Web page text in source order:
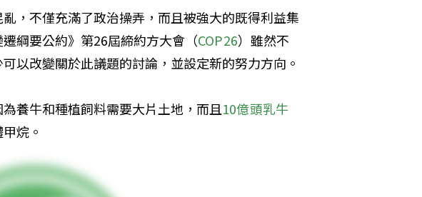
，不僅充滿了政治操弄，而且被強大的既得利益集
綱要公約》第26屆締約方大會（COP26）雖然不
以改變關於此議題的討論，並設定新的努力方向。
養牛和種植飼料需要大片土地，而且10億頭乳牛
烷。